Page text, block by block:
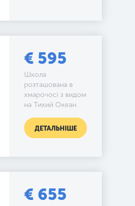
€ 595
Школа
розташована в
хмарочосі з видом
на Тихий Океан
ДЕТАЛЬНІШЕ
€ 655